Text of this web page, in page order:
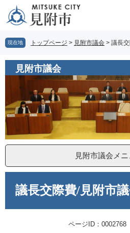
の
先
頭
ー
を
飛
本
文
へ
現在地 トップページ > 見附市議会 > 議長
見附市議会
見附市議会メ
議長交際費/見附市
ページID：0002768